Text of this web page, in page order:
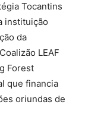
Tocantins
instituição
da
LEAF
Forest
que financia
oriundas de